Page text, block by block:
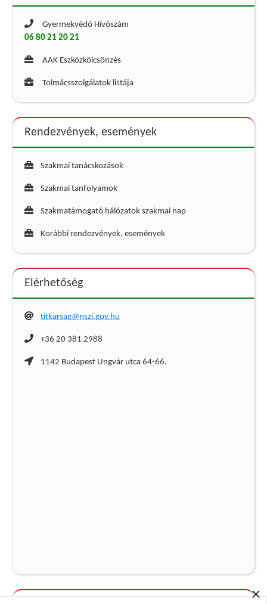
×
Gyermekvédő Hívószám
06 80 21 20 21
AAK Eszközkölcsönzés
Tolmácsszolgálatok listája
Rendezvények, események
Szakmai tanácskozások
Szakmai tanfolyamok
Szakmatámogató hálózatok szakmai nap
Korábbi rendezvények, események
Elérhetőség
titkarsag@nszi.gov.hu
+36 20 381 2988
1142 Budapest Ungvár utca 64-66.